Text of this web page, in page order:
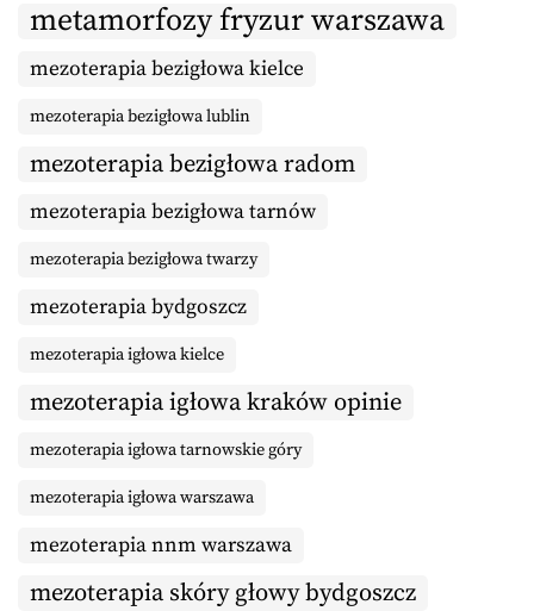
metamorfozy fryzur warszawa
mezoterapia bezigłowa kielce
mezoterapia bezigłowa lublin
mezoterapia bezigłowa radom
mezoterapia bezigłowa tarnów
mezoterapia bezigłowa twarzy
mezoterapia bydgoszcz
mezoterapia igłowa kielce
mezoterapia igłowa kraków opinie
mezoterapia igłowa tarnowskie góry
mezoterapia igłowa warszawa
mezoterapia nnm warszawa
mezoterapia skóry głowy bydgoszcz